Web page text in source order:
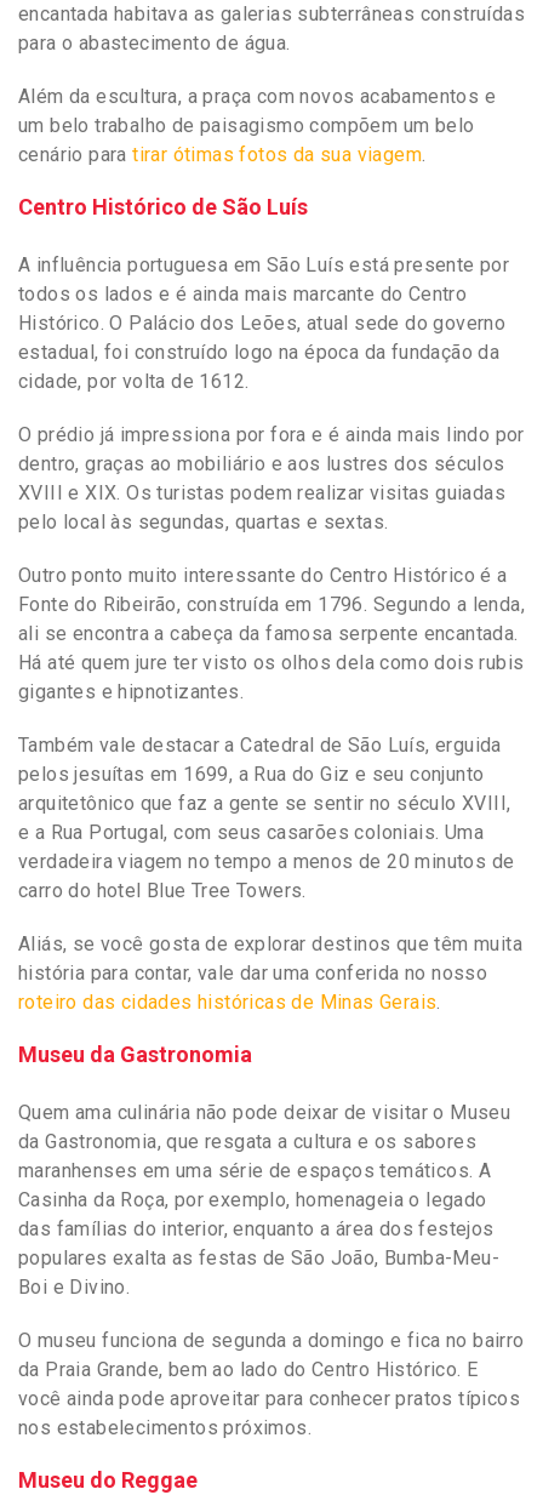
encantada habitava as galerias subterrâneas construídas
para o abastecimento de água.
Além da escultura, a praça com novos acabamentos e
um belo trabalho de paisagismo compõem um belo
cenário paratirar ótimas fotos da sua viagem
Centro Histórico de São Luís
A influência portuguesa em São Luís está presente por
todos os lados e é ainda mais marcante do Centro
Histórico. O Palácio dos Leões, atual sede do governo
estadual, foi construído logo na época da fundação da
cidade, por volta de 1612.
O prédio já impressiona por fora e é ainda mais lindo por
dentro, graças ao mobiliário e aos lustres dos séculos
XVIII e XIX. Os turistas podem realizar visitas guiadas
pelo local às segundas, quartas e sextas.
Outro ponto muito interessante do Centro Histórico é a
Fonte do Ribeirão, construída em 1796. Segundo a lenda,
ali se encontra a cabeça da famosa serpente encantada.
Há até quem jure ter visto os olhos dela como dois rubis
gigantes e hipnotizantes.
Também vale destacar a Catedral de São Luís, erguida
pelos jesuítas em 1699, a Rua do Giz e seu conjunto
arquitetônico que faz a gente se sentir no século XVIII,
e a Rua Portugal, com seus casarões coloniais. Uma
verdadeira viagem no tempo a menos de 20 minutos de
carro do hotel Blue Tree Towers.
Aliás, se você gosta de explorar destinos que têm muita
história para contar, vale dar uma conferida no nosso
roteiro das cidades históricas de Minas Gerais
Museu da Gastronomia
Quem ama culinária não pode deixar de visitar o Museu
da Gastronomia, que resgata a cultura e os sabores
maranhenses em uma série de espaços temáticos. A
Casinha da Roça, por exemplo, homenageia o legado
das famílias do interior, enquanto a área dos festejos
populares exalta as festas de São João, Bumba-Meu-
Boi e Divino.
O museu funciona de segunda a domingo e fica no bairro
da Praia Grande, bem ao lado do Centro Histórico. E
você ainda pode aproveitar para conhecer pratos típicos
nos estabelecimentos próximos.
Museu do Reggae